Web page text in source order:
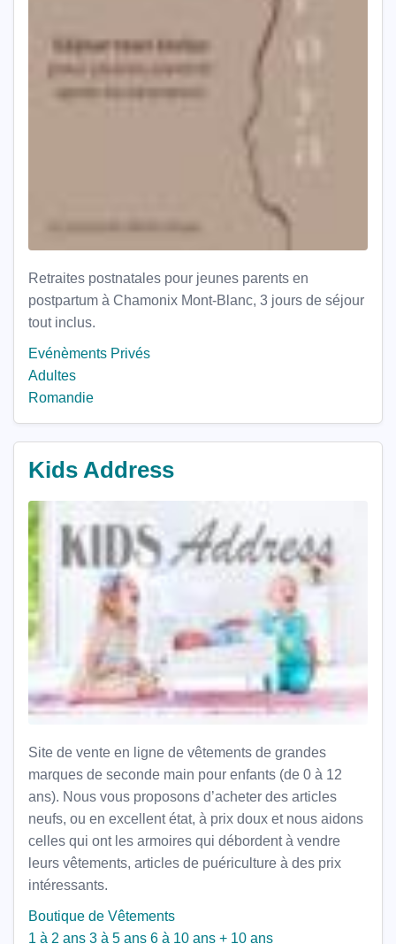
Retraites postnatales pour jeunes parents en
postpartum à Chamonix Mont-Blanc, 3 jours de séjour
tout inclus.
Evénèments Privés
Adultes
Romandie
Kids Address
Site de vente en ligne de vêtements de grandes
marques de seconde main pour enfants (de 0 à 12
ans). Nous vous proposons d’acheter des articles
neufs, ou en excellent état, à prix doux et nous aidons
celles qui ont les armoires qui débordent à vendre
leurs vêtements, articles de puériculture à des prix
intéressants.
Boutique de Vêtements
1 à 2 ans 3 à 5 ans 6 à 10 ans + 10 ans